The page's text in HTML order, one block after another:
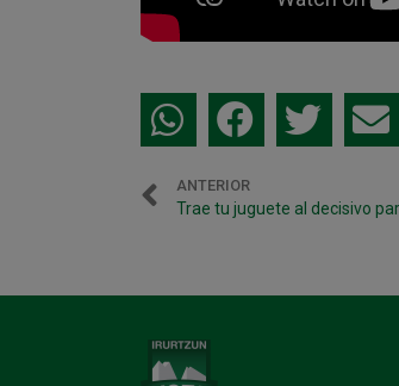
ANTERIOR